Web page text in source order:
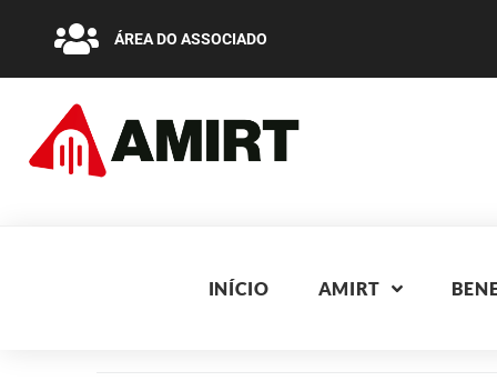
ÁREA DO ASSOCIADO
INÍCIO AMIRT